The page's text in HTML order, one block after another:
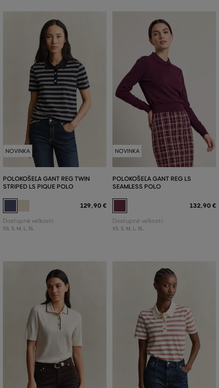
NOVINKA
POLOKOŠEĽA GANT REG TWIN
STRIPED LS PIQUE POLO
129,90 €
Dostupné veľkosti:
XS, S, M, L, XL
NOVINKA
POLOKOŠEĽA GANT REG LS
SEAMLESS POLO
132,90 €
Dostupné veľkosti:
XS, S, M, L, XL